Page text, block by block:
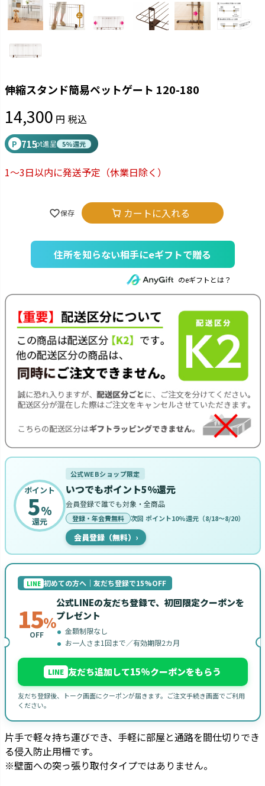
伸縮スタンド簡易ペットゲート 120-180
14,300 税込
P 715pt進呈 5%還元
1～3日以内に発送予定 （休業日除く）
カートに入れる
住所を知らない相手にeギフトで贈る
のeギフトとは？
ポイント
5%
還元
公式WEBショップ限定
いつでもポイント5%還元
会員登録で誰でも対象・全商品
登録・年会費無料 次回 ポイント10%還元（8/18〜8/20）
会員登録（無料） ›
LINE 初めての方へ｜友だち登録で15%OFF
15%
OFF
公式LINEの友だち登録で、初回限定クーポンを
プレゼント
金額制限なし
お一人さま1回まで／有効期限2カ月
LINE 友だち追加して15%クーポンをもらう
友だち登録後、トーク画面にクーポンが届きます。ご注文手続き画面でご利用
ください。
片手で軽々持ち運びでき、手軽に部屋と通路を間仕切りでき
る侵入防止用柵です。
※壁面への突っ張り取付タイプではありません。